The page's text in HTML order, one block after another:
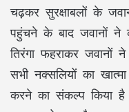
चढ़कर सुरक्षाबलों के
पहुंचने के बाद जवानों ने
तिरंगा फहराकर
सभी नक्सलियों का
करने का संकल्प किया है